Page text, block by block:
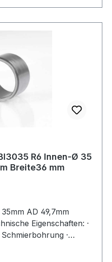
R6 Innen-Ø 35
Breite36 mm
AD 49,7mm
Eigenschaften: ·
·